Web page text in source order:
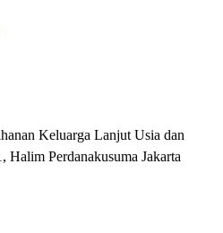
Keluarga Lanjut Usia dan
Halim Perdanakusuma Jakarta